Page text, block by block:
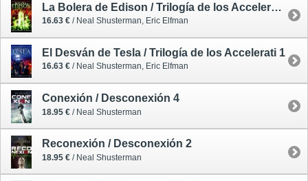
La Bolera de Edison / Trilogía de los Accelerati 2
16.63 € / Neal Shusterman, Eric Elfman
El Desván de Tesla / Trilogía de los Accelerati 1
16.63 € / Neal Shusterman, Eric Elfman
Conexión / Desconexión 4
18.95 € / Neal Shusterman
Reconexión / Desconexión 2
18.95 € / Neal Shusterman